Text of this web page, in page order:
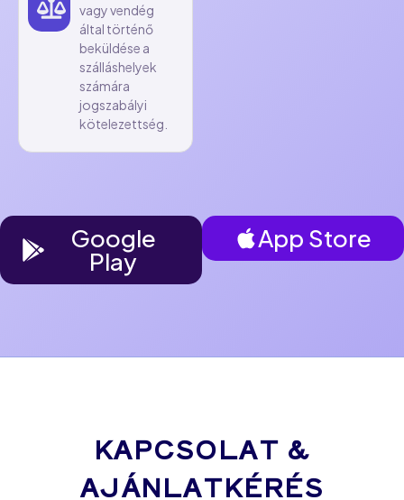
vagy vendég
által történő
beküldése a
szálláshelyek
számára
jogszabályi
kötelezettség.
Google
Play
App Store
KAPCSOLAT &
AJÁNLATKÉRÉS